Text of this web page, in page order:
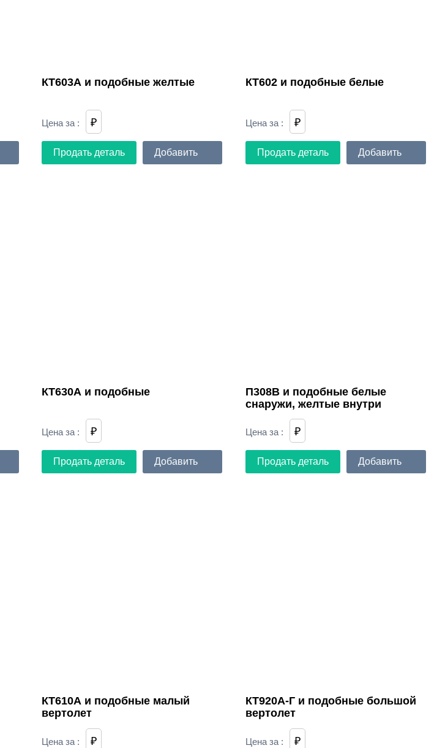
КТ603А и подобные желтые
Цена за : ₽
Продать деталь Добавить
КТ602 и подобные белые
Цена за : ₽
Продать деталь Добавить
КТ630А и подобные
Цена за : ₽
Продать деталь Добавить
П308В и подобные белые
снаружи, желтые внутри
Цена за : ₽
Продать деталь Добавить
КТ610А и подобные малый
вертолет
Цена за : ₽
КТ920А-Г и подобные большой
вертолет
Цена за : ₽